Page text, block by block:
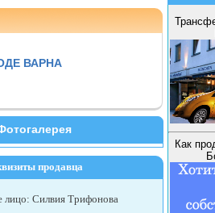
ВАРНА
продавца
лицо: Силвия Трифонова
Как